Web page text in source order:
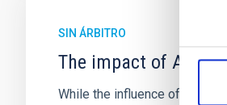
SIN ÁRBITRO
The impact of
While the influence of